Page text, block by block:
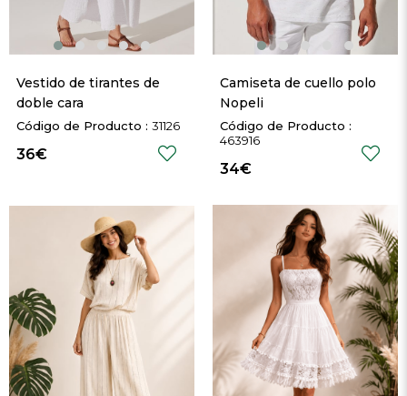
Vestido de tirantes de
doble cara
31126
36€
Camiseta de cuello polo
Nopeli
463916
34€